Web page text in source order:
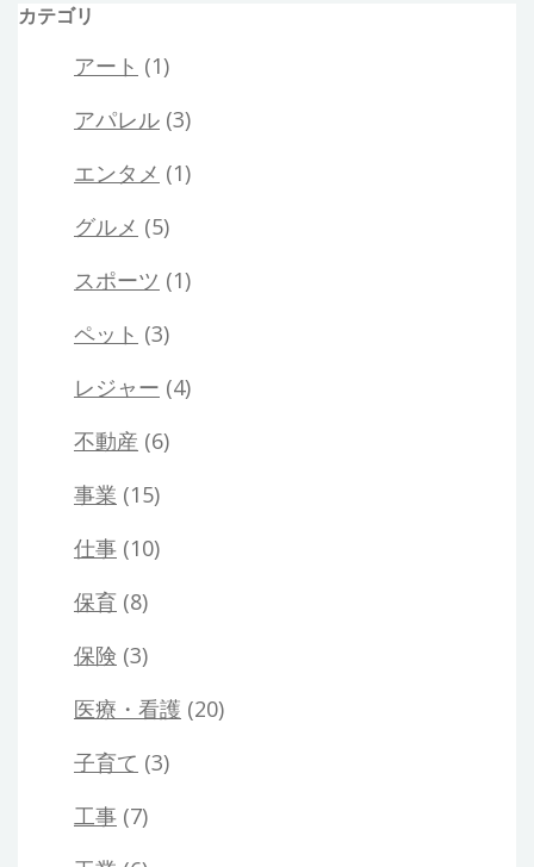
カテゴリ
アート (1)
アパレル (3)
エンタメ (1)
グルメ (5)
スポーツ (1)
ペット (3)
レジャー (4)
不動産 (6)
事業 (15)
仕事 (10)
保育 (8)
保険 (3)
医療・看護 (20)
子育て (3)
工事 (7)